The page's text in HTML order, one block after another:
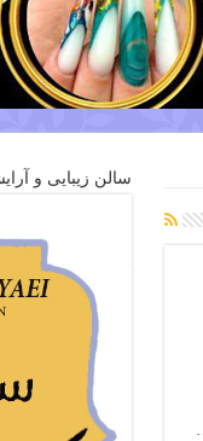
سالن زیبایی و